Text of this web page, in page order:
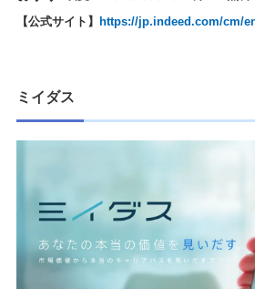
【公式サイト】
https://jp.indeed.com/cm/
ミイダス